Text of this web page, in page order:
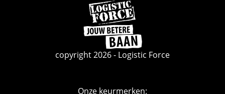
Ga
naar
de
homepage
copyright 2026 - Logistic Force
Onze keurmerken: